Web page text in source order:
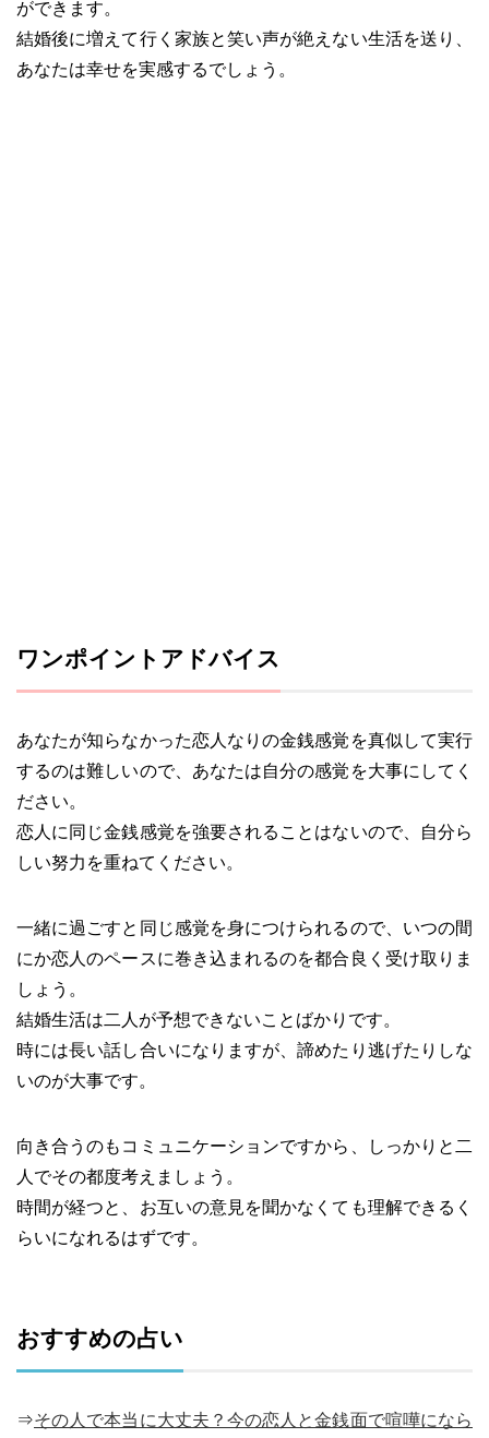
ができます。
結婚後に増えて行く家族と笑い声が絶えない生活を送り、
あなたは幸せを実感するでしょう。
ワンポイントアドバイス
あなたが知らなかった恋人なりの金銭感覚を真似して実行
するのは難しいので、あなたは自分の感覚を大事にしてく
ださい。
恋人に同じ金銭感覚を強要されることはないので、自分ら
しい努力を重ねてください。
一緒に過ごすと同じ感覚を身につけられるので、いつの間
にか恋人のペースに巻き込まれるのを都合良く受け取りま
しょう。
結婚生活は二人が予想できないことばかりです。
時には長い話し合いになりますが、諦めたり逃げたりしな
いのが大事です。
向き合うのもコミュニケーションですから、しっかりと二
人でその都度考えましょう。
時間が経つと、お互いの意見を聞かなくても理解できるく
らいになれるはずです。
おすすめの占い
⇒その人で本当に大丈夫？今の恋人と金銭面で喧嘩になら